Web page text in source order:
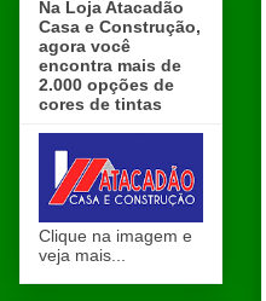
Na Loja Atacadão
Casa e Construção,
agora você
encontra mais de
2.000 opções de
cores de tintas
Clique na imagem e
veja mais...